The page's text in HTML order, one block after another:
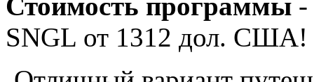
Стоимость программы -
SNGL от 1312 дол. США!